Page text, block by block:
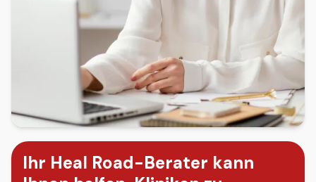
Ihr Heal Road-Berater kann